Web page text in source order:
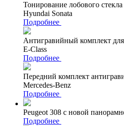
Тонирование лобового
Hyundai Sonata
Подробнее
Антигравийный комплект
E-Class
Подробнее
Передний комплект
Mercedes-Benz
Подробнее
Peugeot 308 с новой
Подробнее